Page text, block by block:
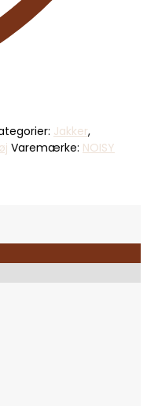
Jakker,
Varemærke: NOISY